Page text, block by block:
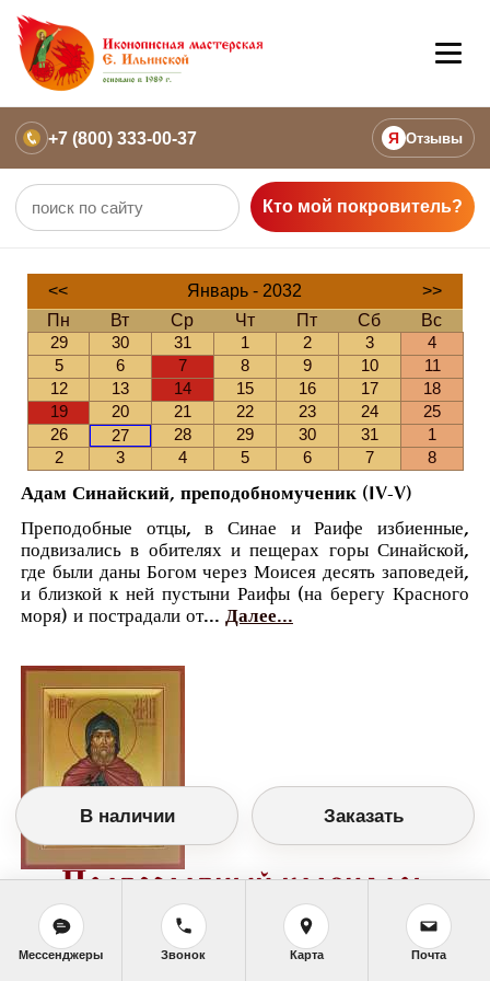
+7 (800) 333-00-37 Я Отзывы
Кто мой покровитель?
<< Январь - 2032
>>
Пн
Вт Ср Чт Пт Сб
Вс
29
30 31 1 2 3
4
5
6 7 8 9 10
11
12
13 14 15 16 17
18
19
20 21 22 23 24
25
26
27 28 29 30 31
1
2
3 4 5 6 7 8
Адам Синайский, преподобномученик (IV-V)
Преподобные отцы, в Синае и Раифе избиенные,
подвизались в обителях и пещерах горы Синайской,
где были даны Богом через Моисея десять заповедей,
и близкой к ней пустыни Раифы (на берегу Красного
моря) и пострадали от... Далее...
Православный календарь
<<Вторник, 27 Января (14 Января по старому
стилю)
>>
В наличии Заказать
Мессенджеры Звонок Карта Почта